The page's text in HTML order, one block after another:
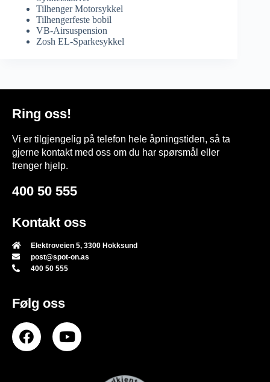
Tilhenger Motorsykkel
Tilhengerfeste bobil
VB-Airsuspension
Zosh EL-Sparkesykkel
Ring oss!
Vi er tilgjengelig på telefon hele åpningstiden, så ta
gjerne kontakt med oss om du har spørsmål eller
trenger hjelp.
400 50 555
Kontakt oss
Elektroveien 5, 3300 Hokksund
post@spot-on.as
400 50 555
Følg oss